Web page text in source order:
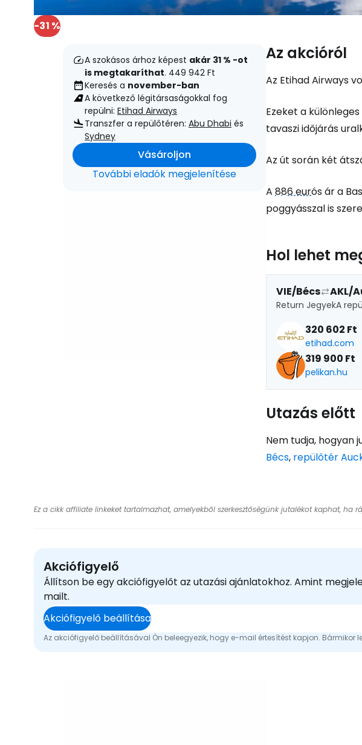
-31 %
A szokásos árhoz képest akár 31 % -ot
is megtakaríthat. 449 942 Ft
Keresés a november-ban
A következő légitársaságokkal fog
repülni: Etihad Airways
Transzfer a repülőtéren: Abu Dhabi és
Sydney
Vásároljon
További eladók megjelenítése
Az akcióról
Az Etihad Airways
Ezeket a
tavaszi időjárás
Az út során két
A 886 eurós ár a
poggyásszal is
Hol lehet
VIE/Bécs AKL/
Return JegyekA
320 602 Ft
etihad.com
319 900 Ft
pelikan.hu
Utazás előtt
Nem tudja, hogyan
Bécs, repülőtér
Ez a cikk affiliate linkeket tartalmazhat, amelyekből szerkesztőségünk jutalékot kaphat, ha
Akciófigyelő
Állítson be egy akciófigyelőt az utazási ajánlatokhoz. Amint
mailt.
Akciófigyelő beállítása
Az akciófigyelő beállításával Ön beleegyezik, hogy e-mail értesítést kapjon. Bármikor